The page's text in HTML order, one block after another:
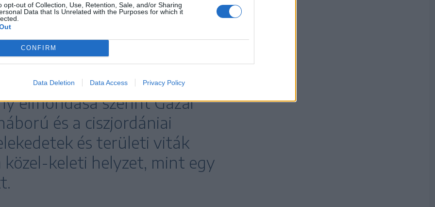
opt-out of Collection, Use, Retention, Sale, and/or Sharing
Data that Is Unrelated with the Purposes for which it
CONFIRM
Data Deletion Data Access Privacy Policy
még 2011-ben elismerte, hogy Palesztina
veendő szolgáltatásokhoz szükséges
ami az állammá alakulás alapvető része.
elmondása szerint Gázai
és a ciszjordániai
és területi viták
közel-keleti helyzet, mint egy